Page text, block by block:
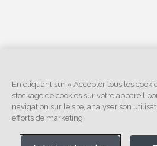
En cliquant sur « Accepter tous les
stockage de cookies sur votre appareil
navigation sur le site, analyser son
efforts de marketing.